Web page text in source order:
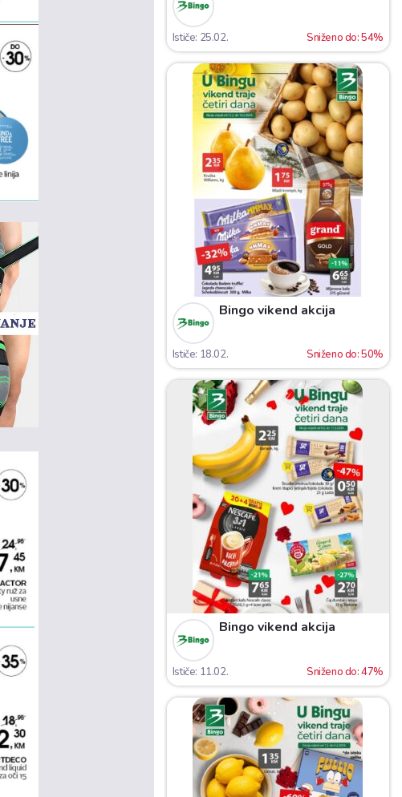
Ističe: 25.02. Sniženo do: 54%
Bingo vikend akcija
Ističe: 18.02. Sniženo do: 50%
Bingo vikend akcija
Ističe: 11.02. Sniženo do: 47%